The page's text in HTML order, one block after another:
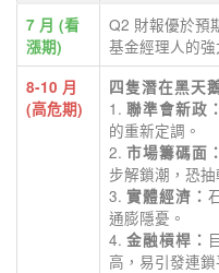
7 月 (看
漲期)
Q2 財報優於預
基金經理人的強
8-10 月
(高危期)
四隻潛在黑天
1. 聯準會新政：
的重新定調。
2. 市場籌碼面：
步解鎖潮，恐抽
3. 實體經濟：
通膨隱憂。
4. 金融槓桿：
高，易引發連鎖